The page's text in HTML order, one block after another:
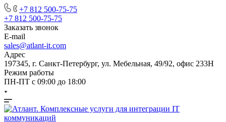
+7 812 500-75-75
+7 812 500-75-75
Заказать звонок
E-mail
sales@atlant-it.com
Адрес
197345, г. Санкт-Петербург, ул. Мебельная, 49/92, офис 233Н
Режим работы
ПН-ПТ с 09:00 до 18:00